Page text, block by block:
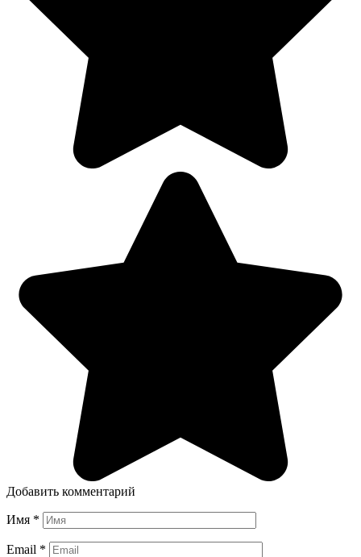
Добавить комментарий
Имя *
Email *